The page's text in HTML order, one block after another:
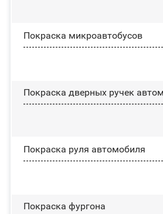
Покраска микроавтобусов
Покраска дверных ручек
Покраска руля автомобиля
Покраска фургона